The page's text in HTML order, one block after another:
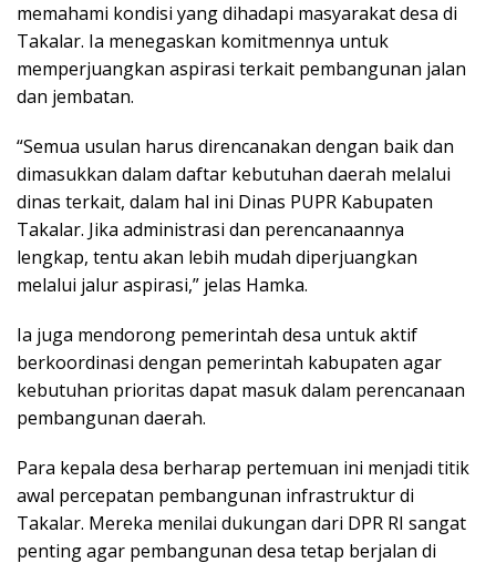
memahami kondisi yang dihadapi masyarakat desa di
Takalar. Ia menegaskan komitmennya untuk
memperjuangkan aspirasi terkait pembangunan jalan
dan jembatan.
“Semua usulan harus direncanakan dengan baik dan
dimasukkan dalam daftar kebutuhan daerah melalui
dinas terkait, dalam hal ini Dinas PUPR Kabupaten
Takalar. Jika administrasi dan perencanaannya
lengkap, tentu akan lebih mudah diperjuangkan
melalui jalur aspirasi,” jelas Hamka.
Ia juga mendorong pemerintah desa untuk aktif
berkoordinasi dengan pemerintah kabupaten agar
kebutuhan prioritas dapat masuk dalam perencanaan
pembangunan daerah.
Para kepala desa berharap pertemuan ini menjadi titik
awal percepatan pembangunan infrastruktur di
Takalar. Mereka menilai dukungan dari DPR RI sangat
penting agar pembangunan desa tetap berjalan di